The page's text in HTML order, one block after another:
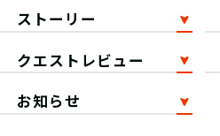
ストーリー
クエストレビュー
お知らせ